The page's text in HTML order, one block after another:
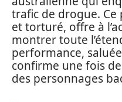
trafic de drogue. Ce
et torturé, offre à
montrer toute
performance,
confirme une fois
des personnages